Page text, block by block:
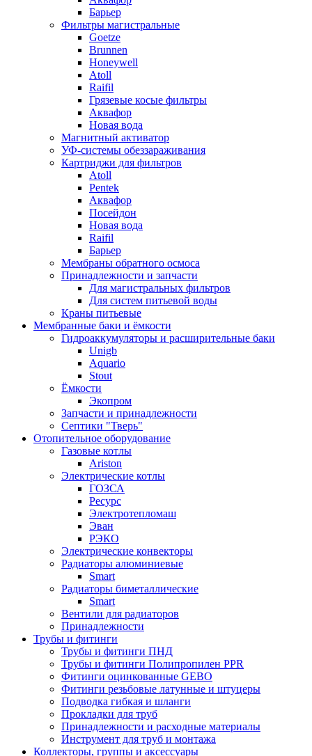
Барьер
Фильтры магистральные
Goetze
Brunnen
Honeywell
Atoll
Raifil
Грязевые косые фильтры
Аквафор
Новая вода
Магнитный активатор
УФ-системы обеззараживания
Картриджи для фильтров
Atoll
Pentek
Аквафор
Посейдон
Новая вода
Raifil
Барьер
Мембраны обратного осмоса
Принадлежности и запчасти
Для магистральных фильтров
Для систем питьевой воды
Краны питьевые
Мембранные баки и ёмкости
Гидроаккумуляторы и расширительные баки
Unigb
Aquario
Stout
Ёмкости
Экопром
Запчасти и принадлежности
Септики "Тверь"
Отопительное оборудование
Газовые котлы
Ariston
Электрические котлы
ГОЗСА
Ресурс
Электротепломаш
Эван
РЭКО
Электрические конвекторы
Радиаторы алюминиевые
Smart
Радиаторы биметаллические
Smart
Вентили для радиаторов
Принадлежности
Трубы и фитинги
Трубы и фитинги ПНД
Трубы и фитинги Полипропилен PPR
Фитинги оцинкованные GEBO
Фитинги резьбовые латунные и штуцеры
Подводка гибкая и шланги
Прокладки для труб
Принадлежности и расходные материалы
Инструмент для труб и монтажа
Коллекторы, группы и аксессуары